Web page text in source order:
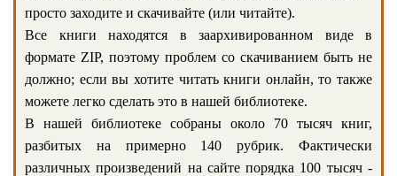
просто заходите и скачивайте (или читайте).
Все книги находятся в заархивированном виде в
формате ZIP, поэтому проблем со скачиванием быть не
должно; если вы хотите читать книги онлайн, то также
можете легко сделать это в нашей библиотеке.
В нашей библиотеке собраны около 70 тысяч книг,
разбитых на примерно 140 рубрик. Фактически
различных произведений на сайте порядка 100 тысяч -